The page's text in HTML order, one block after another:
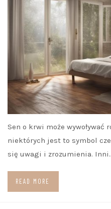
Sen o krwi może
niektórych jest to symbol
się uwagi i zrozumienia.
READ MORE